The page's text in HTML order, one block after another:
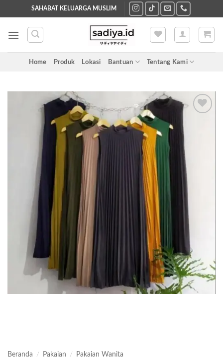
to
content
SAHABAT KELUARGA MUSLIM
Home Produk Lokasi Bantuan Tentang Kami
Beranda / Pakaian / Pakaian Wanita